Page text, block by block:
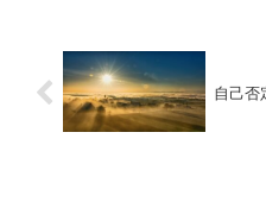
自己否